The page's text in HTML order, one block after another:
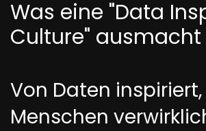
Was eine "Data
Culture" ausmacht
Von Daten
Menschen